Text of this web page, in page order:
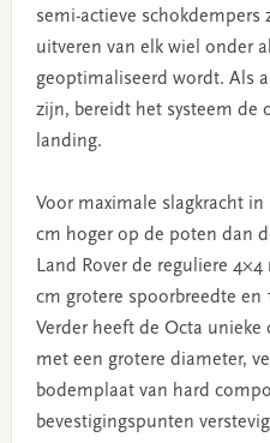
semi-actieve schokdempers
uitveren van elk wiel onder
geoptimaliseerd wordt. Als
zijn, bereidt het systeem de
landing.
Voor maximale slagkracht
cm hoger op de poten dan
Land Rover de reguliere
cm grotere spoorbreedte en
Verder heeft de Octa unieke
met een grotere diameter,
bodemplaat van hard
bevestigingspunten